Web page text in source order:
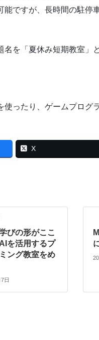
ですが、長時間の駐停
を「夏休み短期教室」
ったり、ゲームプログ
X
びの形がここ
を活用するプ
ング教室をめ
日